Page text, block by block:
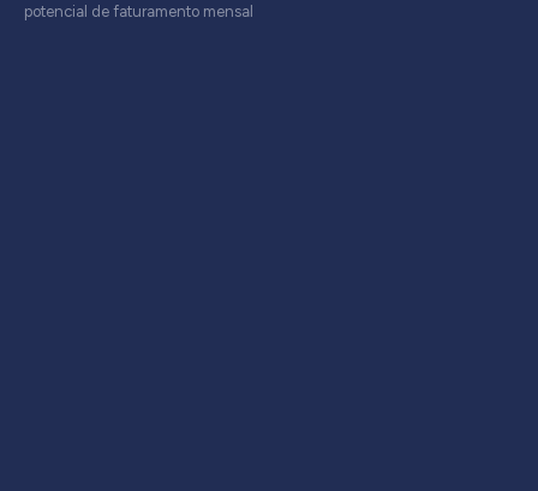
potencial de faturamento mensal